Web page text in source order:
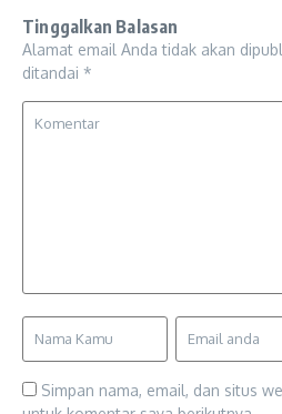
Tinggalkan Balasan
Alamat email Anda tidak akan
ditandai *
Simpan nama, email, dan situs